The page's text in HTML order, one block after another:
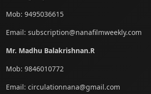
Mob: 9495036615
Email: subscription@nanafilmweekly.com
Mr. Madhu Balakrishnan.R
Mob: 9846010772
Email: circulationnana@gmail.com